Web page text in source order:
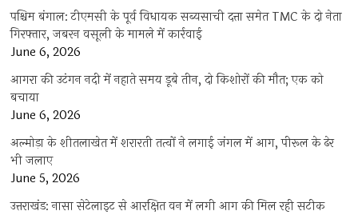
पश्चिम बंगाल: टीएमसी के पूर्व विधायक सब्यसाची दत्ता समेत TMC के दो नेता
गिरफ्तार, जबरन वसूली के मामले में कार्रवाई
June 6, 2026
आगरा की उटंगन नदी में नहाते समय डूबे तीन, दो किशोरों की मौत; एक को
बचाया
June 6, 2026
अल्मोड़ा के शीतलाखेत में शरारती तत्वों ने लगाई जंगल में आग, पीरूल के ढेर
भी जलाए
June 5, 2026
उत्तराखंड: नासा सेटेलाइट से आरक्षित वन में लगी आग की मिल रही सटीक